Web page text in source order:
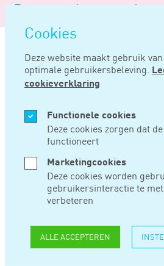
overslaan
Cookies
Deze website maakt gebruik
optimale gebruikersbeleving.
cookieverklaring
Functionele cookies
Deze cookies zorgen dat
functioneert
Marketingcookies
Deze cookies worden
gebruikersinteractie te
verbeteren
ALLE ACCEPTEREN
Logo
Noord
Negentig
Home Nieuws Niet altijd
APR 14, 2022
NIET ALTIJD
DOOR